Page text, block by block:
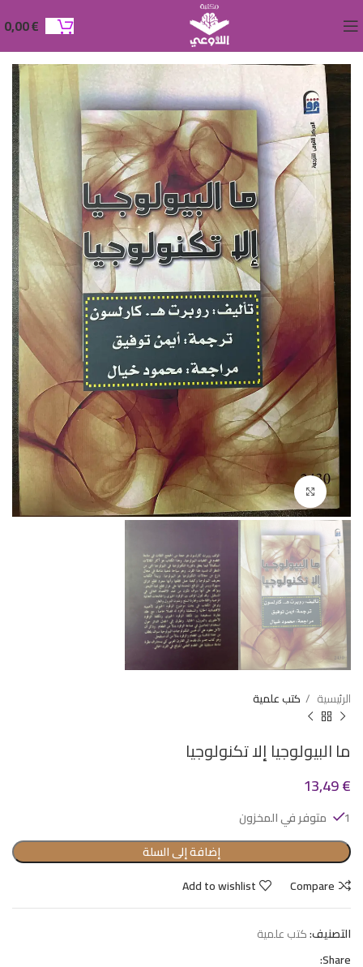
0,00€
Click to enlarge
الرئيسية كتب علمية
ما البيولوجيا إلا تكنولوجيا
13,49€
1 متوفر في المخزون
إضافة إلى السلة
Compare
Add to wishlist
التصنيف:كتب علمية
Share: